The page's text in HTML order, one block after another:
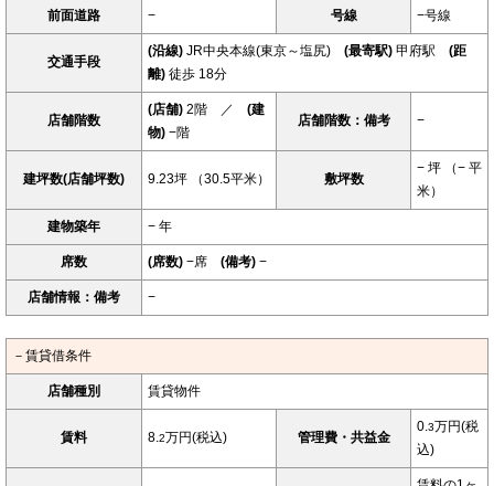
前面道路 − 号線 −号線
交通手段
(沿線) JR中央本線(東京～塩尻) (最寄駅) 甲府駅 (距
離) 徒歩 18分
店舗階数
(店舗) 2階 ／ (建
物) −階
店舗階数：備考 −
建坪数(店舗坪数) 9.23坪 （30.5平米） 敷坪数
− 坪 （− 平
米）
建物築年 − 年
席数 (席数) −席 (備考) −
店舗情報：備考 −
－賃貸借条件
店舗種別 賃貸物件
賃料 8.2万円(税込) 管理費・共益金
0.3万円(税
込)